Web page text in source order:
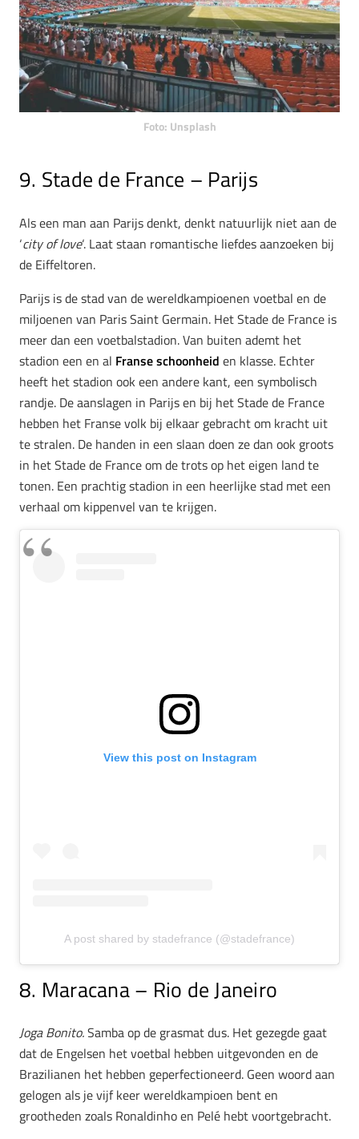
Foto: Unsplash
9. Stade de France – Parijs
Als een man aan Parijs denkt, denkt natuurlijk niet aan de
‘city of love‘. Laat staan romantische liefdes aanzoeken bij
de Eiffeltoren.
Parijs is de stad van de wereldkampioenen voetbal en de
miljoenen van Paris Saint Germain. Het Stade de France is
meer dan een voetbalstadion. Van buiten ademt het
stadion een en al Franse schoonheid en klasse. Echter
heeft het stadion ook een andere kant, een symbolisch
randje. De aanslagen in Parijs en bij het Stade de France
hebben het Franse volk bij elkaar gebracht om kracht uit
te stralen. De handen in een slaan doen ze dan ook groots
in het Stade de France om de trots op het eigen land te
tonen. Een prachtig stadion in een heerlijke stad met een
verhaal om kippenvel van te krijgen.
View this post on Instagram
A post shared by stadefrance (@stadefrance)
8. Maracana – Rio de Janeiro
Joga Bonito.Samba op de grasmat dus. Het gezegde gaat
dat de Engelsen het voetbal hebben uitgevonden en de
Brazilianen het hebben geperfectioneerd. Geen woord aan
gelogen als je vijf keer wereldkampioen bent en
grootheden zoals Ronaldinho en Pelé hebt voortgebracht.